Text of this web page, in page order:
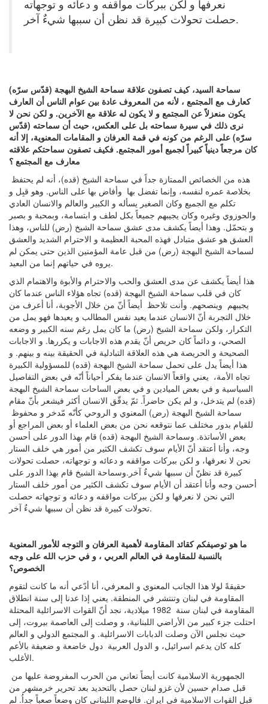
نعرفها و لكن ببركات مواقفه و دعائه و توجهاته
حصلت تحولات كبيرة قد نظن أن سببها شيءٌ آخر.
سماحة السيد، كيف تصفون علاقة سماحة الشيخ البهجة (قدّس سرّه)
كعارف مع المجتمع ، لأنه من المعروف عادة بين عوام الناس أن العارف
يكون منعزلاً عن المجتمع و لا يكون له علاقة مع الآخرين. و لكن نحن لا
نرى ذلك في سيرة سماحته بل على العكس، حيث أن سماحته (قدّس
سرّه) على الرغم من كونه في قمة العرفان و المقامات المعنوية، إلا أنه
كان مرجعاً دينياً كبيراً لجميع أمور المجتمع. فكيف تصفون سماحتكم علاقته
معارف مع المجتمع ؟
بخلاصة عمره لنفسه، وإنما تفضل بها وأفاض بها على الناس. وهو قبِل و
تكلم مع الجميع وكان الصغير يسأله و الكبير والعالم والانسان العادي
والحوزوي وغيره وكان يجيبهم جميعاً بكل لطف و ابتسامة، وبمحبة و بصبر
و بتحمّل. وهذا أيضاً يكشف مدى عشق سماحة الشيخ (رض) للناس، وهذا
العشق هو عشق متبادل فهذه المحبة العظيمة و الاحترام الشديد والعشق
لسماحة الشيخ البهجة (رض) من قبل عامة المؤمنين الذين حتى يمكن لم
يروه في حياتهم إنما من البعيد.
هذا أيضاً يكشف عن مدى العشق والحب والاحترام والأبوة والاهتمام الذي
كان في قلب سماحة الشيخ البهجة (قده) تجاه هؤلاء الناس عندما كان
يجيبهم وينصحهم. وأنت تلاحظ أيضاً أنّ من خلال الأجوبة، أنا أعرف من
خلال التجربة أنّ الانسان عندما يعيد نفس المطالب و يعيدها فهو يمل من
التكرار، ولكن سماحة الشيخ (رض) ما كان يمل رغم سنه الكبير و وضعه
الصحي، و دائماً كان حريص أنّ يقدم هذه الاجابات و يكررها. و الاجابات
الصحيحة و الحريصة هي هذه العلاقة التبادلية في الحقيقة بينه و بينهم. و
هذا أيضاً يدل على تحمل سماحة الشيخ البهجة (قده) للمسؤولية الكبيرة
تجاه الأمة، يعني واقعاً الانسان عندما يفكر أحياناً أنّه في بعض التفاصيل
السياسية و في بعض الميادين و في بعض الساحات سماحة الشيخ البهجة
(قده) لم يتدخل، و لم يكن حاضراً. ثمّ يدقّق الانسان أكثر فيشعر بأنّ مقام
سماحة الشيخ البهجة (رض) المعنوي و الروحي كأنّه مّدخر و محفوظ
للقيام بدور مختلف عما نتوقعه نحن من بعض العلماء أو بعض المراجع أو
بعض الأساتذة. وسماحة الشيخ البهجة (قده) قام بهذا الدور على أحسن
وجه، وأنا أعتقد أنّ الأيام سوف تكشف الكثير من أمور هي خلف الستار
نحن لا نعرفها، و لكن ببركات مواقفه و دعائه و توجهاته، حصلت تحولات
كبيرة قد نظنّ أن سببها شيءٌ آخر.وسماحة الشيخ قام بهذا الدور على
أحسن وجه وأنا أعتقد أن الأيام سوف تكشف الكثير من أمور خلف الستار
التي نحن لا نعرفها و لكن ببركات مواقفه و دعائه و توجهاته حصلت
تحولات كبيرة قد نظن أن سببها شيءٌ آخر.
ما هو توصيفكم كقائد المقاومة لأهمية العرفان و التوجه للأمور المعنوية
بالنسبة للمقاومة في العالم العربي ، و في حزب الله على وجه
الخصوص؟
حقيقةً لولا هذا الجانب المعنوي و المعرفي، أنا أدّعي أنه ما كانت لتقوم
المقاومة في لبنان وتنتشر في المنطقة. يعني إذا عدنا إلى سنة انطلاق
المقاومة في لبنان سنة 1982 ميلادية، نجد أنّ القوات الاسرائلية المحتلة
احتلت جزء كبير من الأراضي اللبنانية، و وصلت إلى العاصمة بيروت، إلى
حيث نجلس الآن وصلت الدبابات الاسرائلية. و المجتمع الدولي و العالم
كله كان يدعم اسرائيل، و الدول العربية دول خاضعة و ضعيفة بالأعم
الأغلب.
الجمهورية الاسلامية كانت أيضاً تعاني من الحرب المفروضة عليها من
قبل صدام حسين لأن غزو لبنان حصل بالتحديد بعد تحرير خرمشهر من
قبل القوات الاسلامية في ايران. فالوضع اللبناني كان وضعاً صعباً جداُ. لم